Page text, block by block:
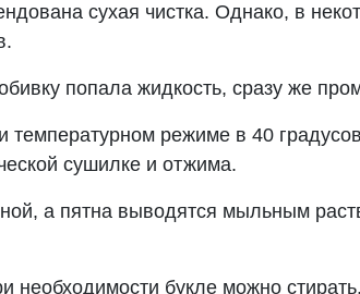
сухая чистка. Однако, в
попала жидкость, сразу же
режиме в 40
сушилке и отжима.
а пятна выводятся мыльным
необходимости букле можно